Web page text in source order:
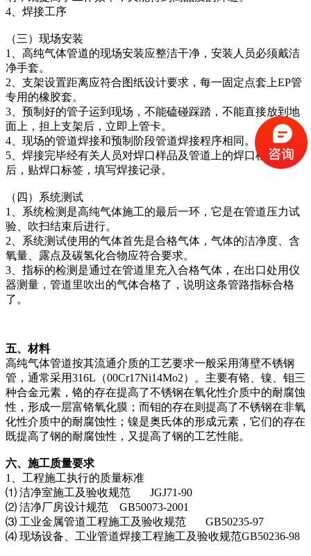
4、焊接工序
（三）现场安装
1、高纯气体管道的现场安装应整洁干净，安装人员必须戴洁
净手套。
2、支架设置距离应符合图纸设计要求，每一固定点套上EP管
专用的橡胶套。
3、预制好的管子运到现场，不能磕碰踩踏，不能直接放到地
面上，担上支架后，立即上管卡。
4、现场的管道焊接和预制阶段管道焊接程序相同。
5、焊接完毕经有关人员对焊口样品及管道上的焊口检验合格
后，贴焊口标签，填写焊接记录。
（四）系统测试
1、系统检测是高纯气体施工的最后一环，它是在管道压力试
验、吹扫结束后进行。
2、系统测试使用的气体首先是合格气体，气体的洁净度、含
氧量、露点及碳氢化合物应符合要求。
3、指标的检测是通过在管道里充入合格气体，在出口处用仪
器测量，管道里吹出的气体合格了，说明这条管路指标合格
了。
五、材料
高纯气体管道按其流通介质的工艺要求一般采用薄壁不锈钢
管，通常采用316L（00Cr17Ni14Mo2）。主要有铬、镍、钼三
种合金元素，铬的存在提高了不锈钢在氧化性介质中的耐腐蚀
性，形成一层富铬氧化膜；而钼的存在则提高了不锈钢在非氧
化性介质中的耐腐蚀性；镍是奥氏体的形成元素，它们的存在
既提高了钢的耐腐蚀性，又提高了钢的工艺性能。
六、施工质量要求
1、工程施工执行的质量标准
⑴ 洁净室施工及验收规范 JGJ71-90
⑵ 洁净厂房设计规范 GB50073-2001
⑶ 工业金属管道工程施工及验收规范 GB50235-97
⑷ 现场设备、工业管道焊接工程施工及验收规范GB50236-98